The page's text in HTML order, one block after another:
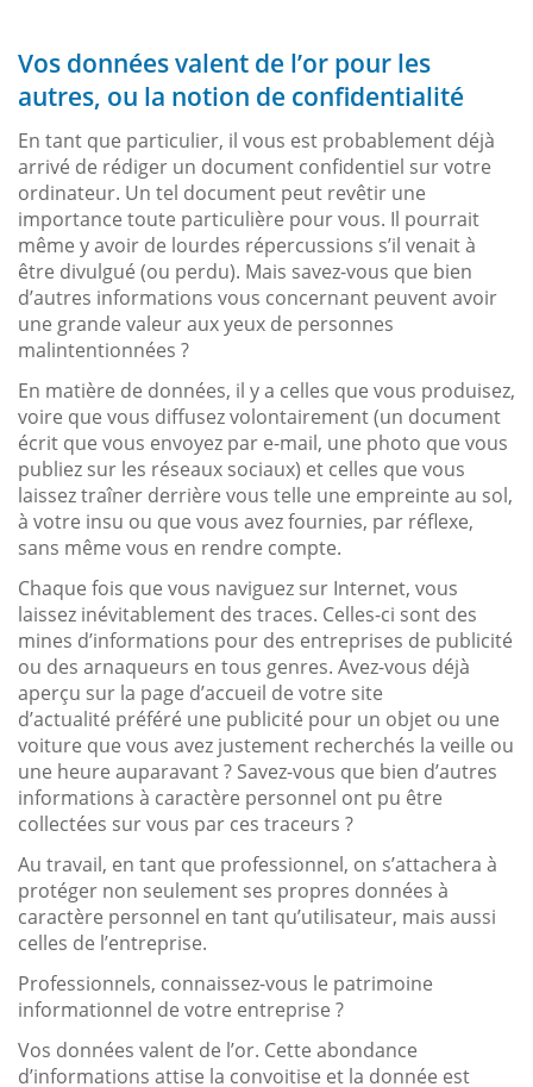
Vos données valent de l’or pour les
autres, ou la notion de confidentialité
En tant que particulier, il vous est probablement déjà
arrivé de rédiger un document confidentiel sur votre
ordinateur. Un tel document peut revêtir une
importance toute particulière pour vous. Il pourrait
même y avoir de lourdes répercussions s’il venait à
être divulgué (ou perdu). Mais savez-vous que bien
d’autres informations vous concernant peuvent avoir
une grande valeur aux yeux de personnes
malintentionnées ?
En matière de données, il y a celles que vous produisez,
voire que vous diffusez volontairement (un document
écrit que vous envoyez par e-mail, une photo que vous
publiez sur les réseaux sociaux) et celles que vous
laissez traîner derrière vous telle une empreinte au sol,
à votre insu ou que vous avez fournies, par réflexe,
sans même vous en rendre compte.
Chaque fois que vous naviguez sur Internet, vous
laissez inévitablement des traces. Celles-ci sont des
mines d’informations pour des entreprises de publicité
ou des arnaqueurs en tous genres. Avez-vous déjà
aperçu sur la page d’accueil de votre site
d’actualité préféré une publicité pour un objet ou une
voiture que vous avez justement recherchés la veille ou
une heure auparavant ? Savez-vous que bien d’autres
informations à caractère personnel ont pu être
collectées sur vous par ces traceurs ?
Au travail, en tant que professionnel, on s’attachera à
protéger non seulement ses propres données à
caractère personnel en tant qu’utilisateur, mais aussi
celles de l’entreprise.
Professionnels, connaissez-vous le patrimoine
informationnel de votre entreprise ?
Vos données valent de l’or. Cette abondance
d’informations attise la convoitise et la donnée est